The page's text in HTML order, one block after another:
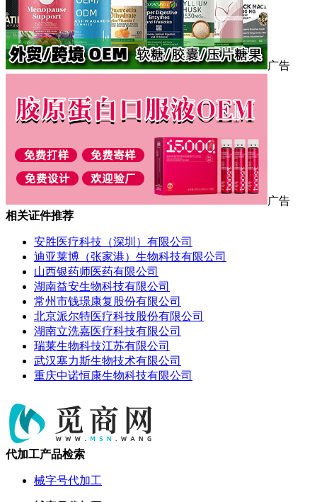
广告
广告
相关证件推荐
安胜医疗科技（深圳）有限公司
迪亚莱博（张家港）生物科技有限公司
山西银药师医药有限公司
湖南益安生物科技有限公司
常州市钱璟康复股份有限公司
北京派尔特医疗科技股份有限公司
湖南立洗嘉医疗科技有限公司
瑞莱生物科技江苏有限公司
武汉塞力斯生物技术有限公司
重庆中诺恒康生物科技有限公司
代加工产品检索
械字号代加工